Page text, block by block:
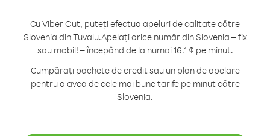
Cu Viber Out, puteți efectua apeluri de calitate către
Slovenia din Tuvalu.Apelați orice număr din Slovenia – fix
sau mobil! – începând de la numai 16.1 ¢ pe minut.
Cumpărați pachete de credit sau un plan de apelare
pentru a avea de cele mai bune tarife pe minut către
Slovenia.